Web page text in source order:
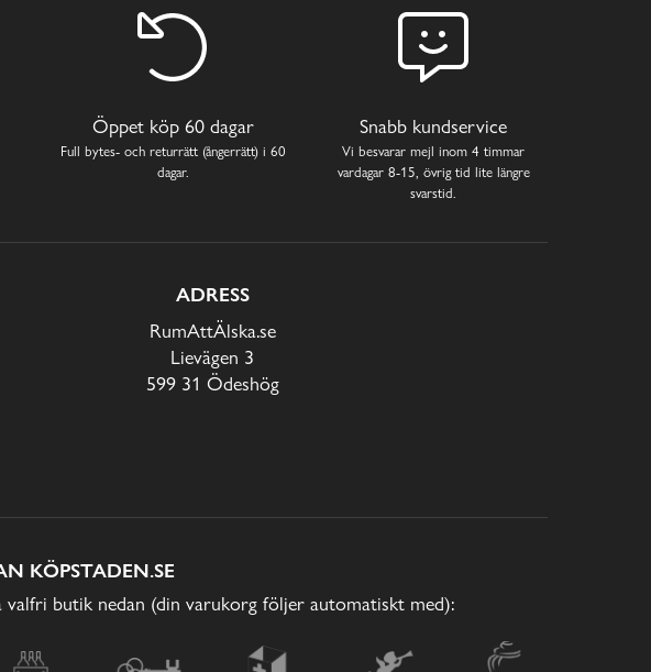
Öppet köp 60 dagar
Full bytes- och returrätt (ångerrätt) i 60
dagar.
Snabb kundservice
Vi besvarar mejl inom 4 timmar
vardagar 8-15, övrig tid lite längre
svarstid.
ADRESS
RumAttÄlska.se
Lievägen 3
599 31 Ödeshög
KÖPSTADEN.SE
butik nedan (din varukorg följer automatiskt med):